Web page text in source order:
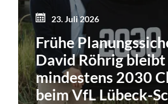
23. Juli 2026
Frühe
David Röhrig bleibt
mindestens 2030
beim VfL Lübeck-